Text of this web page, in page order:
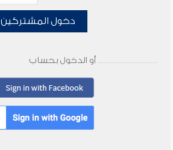
دخول المشتركين
أو الدخول بحساب